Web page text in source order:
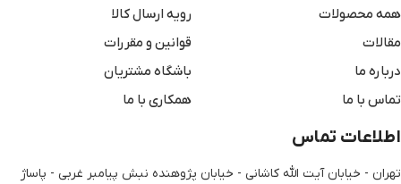
همه محصولات
مقالات
درباره ما
تماس با ما
رویه ارسال کالا
قوانین و مقررات
باشگاه مشتریان
همکاری با ما
اطلاعات تماس
تهران - خیابان آیت الله کاشانی - خیابان پژوهنده نبش پیامبر غربی - پاساژ